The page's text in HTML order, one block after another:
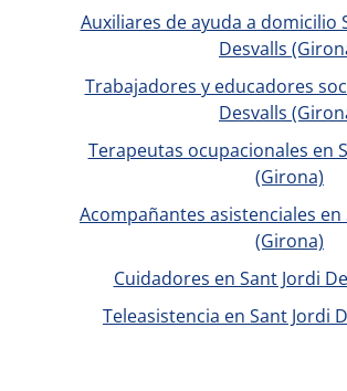
Auxiliares de ayuda a domicilio
Desvalls
Trabajadores y educadores
Desvalls
Terapeutas ocupacionales en
(Girona)
Acompañantes asistenciales en
(Girona)
Cuidadores en Sant Jordi
Teleasistencia en Sant Jordi